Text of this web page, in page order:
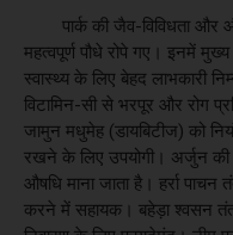
पार्क की जैव-विविधता और
महत्वपूर्ण पौधे रोपे गए। इनमें
स्वास्थ्य के लिए बेहद लाभकारी
विटामिन-सी से भरपूर और रोग
जामुन मधुमेह (डायबिटीज) को
रखने के लिए उपयोगी। ​अर्जुन
औषधि माना जाता है। ​हर्रा
करने में सहायक। ​बहेड़ा श्वसन